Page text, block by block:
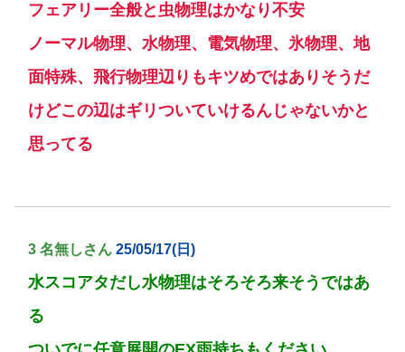
フェアリー全般と虫物理はかなり不安
ノーマル物理、水物理、電気物理、氷物理、地
面特殊、飛行物理辺りもキツめではありそうだ
けどこの辺はギリついていけるんじゃないかと
思ってる
3 名無しさん 25/05/17(日)
水スコアタだし水物理はそろそろ来そうではあ
る